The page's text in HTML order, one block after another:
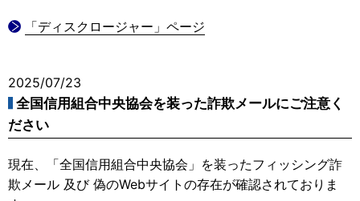
「ディスクロージャー」ページ
2025/07/23
全国信用組合中央協会を装った詐欺メールにご注意く
ださい
現在、「全国信用組合中央協会」を装ったフィッシング詐
欺メール 及び 偽のWebサイトの存在が確認されておりま